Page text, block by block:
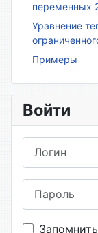
переменных
Уравнение
Примеры
Войти